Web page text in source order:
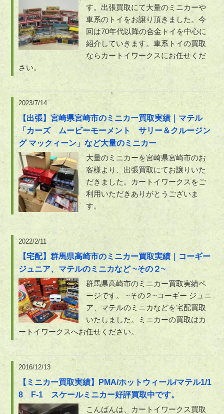
す。出張買取にて大量のミニカーや
車系のトイをお譲り頂きました。今
回は70年代以降の合金トイを中心に
紹介していきます。車系トイの買取
ならカートイワークスにお任せくだ
さい。
2023/7/14
【出張】宮崎県宮崎市のミニカー買取実績｜マテル
「カーズ ムービーモーメント サリー＆クルージン
グ マックィーン」など大量のミニカー
大量のミニカーを宮崎県宮崎市のお
客様より、出張買取にてお譲りいた
だきました。カートイワークスをご
利用いただきありがとうございま
す。
2022/2/11
【宅配】群馬県高崎市のミニカー買取実績｜コーギー
ジュニア、マテルのミニカなど ~その２~
群馬県高崎市のミニカー買取実績ペ
ージです。 ~その２~コーギー ジュニ
ア、マテルのミニカなどを宅配買取
いたしました。ミニカーの買取はカ
ートイワークスへお任せください。
2016/12/13
【ミニカー買取実績】PMA/ホットウィール/マテル1/1
8 F-1 スケールミニカー好評買取中です。
こんばんは、カートイワークス買取